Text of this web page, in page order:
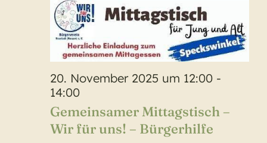
Kontakt
November
2025
Gemeinsamer Mittagstisch –
Wir für uns! – Bürgerhilfe
20. November 2025 um 12:00 -
14:00